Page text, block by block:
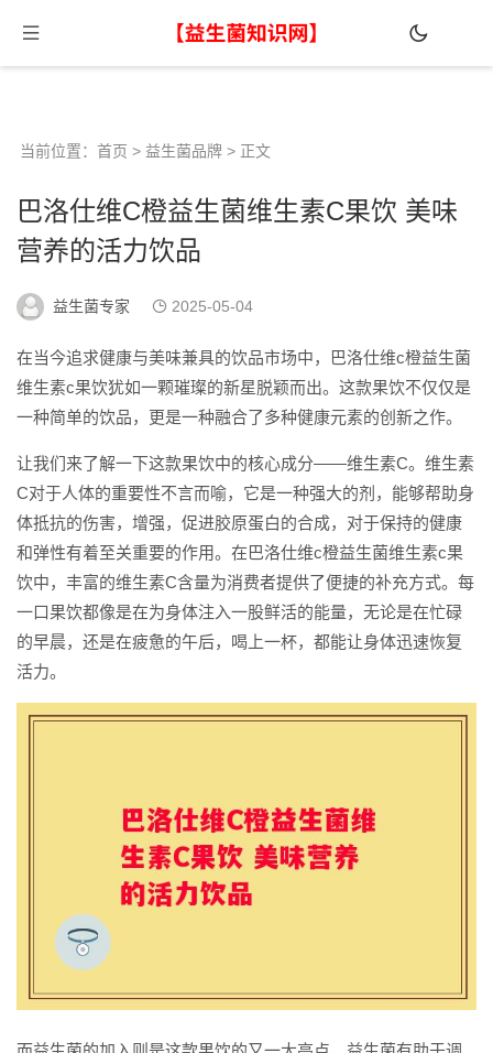
当前位置： 首页 > 益生菌品牌 > 正文
巴洛仕维C橙益生菌维生素C果饮 美味
营养的活力饮品
益生菌专家 2025-05-04
在当今追求健康与美味兼具的饮品市场中，巴洛仕维c橙益生菌
维生素c果饮犹如一颗璀璨的新星脱颖而出。这款果饮不仅仅是
一种简单的饮品，更是一种融合了多种健康元素的创新之作。
让我们来了解一下这款果饮中的核心成分——维生素C。维生素
C对于人体的重要性不言而喻，它是一种强大的剂，能够帮助身
体抵抗的伤害，增强，促进胶原蛋白的合成，对于保持的健康
和弹性有着至关重要的作用。在巴洛仕维c橙益生菌维生素c果
饮中，丰富的维生素C含量为消费者提供了便捷的补充方式。每
一口果饮都像是在为身体注入一股鲜活的能量，无论是在忙碌
的早晨，还是在疲惫的午后，喝上一杯，都能让身体迅速恢复
活力。